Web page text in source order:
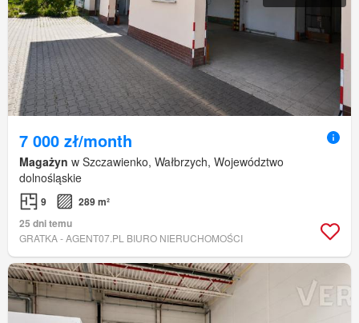
7 000 zł/month
Magażyn w Szczawienko, Wałbrzych, Województwo
dolnośląskie
9
289 m²
25 dni temu
GRATKA - AGENT07.PL BIURO NIERUCHOMOŚCI